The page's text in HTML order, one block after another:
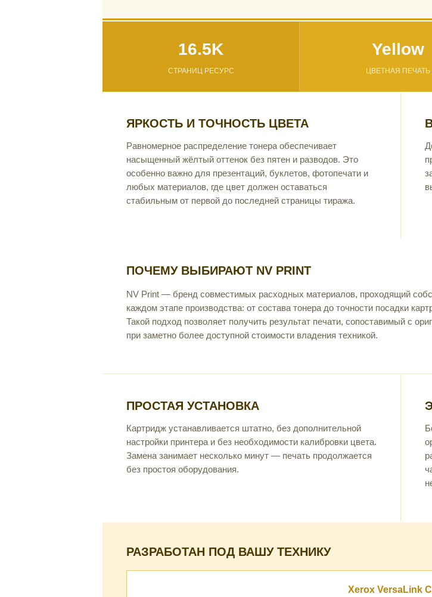
16.5K
СТРАНИЦ РЕСУРС
Yellow
ЦВЕТНАЯ ПЕЧАТЬ
ЯРКОСТЬ И ТОЧНОСТЬ ЦВЕТА
Равномерное распределение тонера обеспечивает
насыщенный жёлтый оттенок без пятен и разводов. Это
особенно важно для презентаций, буклетов, фотопечати и
любых материалов, где цвет должен оставаться
стабильным от первой до последней страницы тиража.
ПОЧЕМУ ВЫБИРАЮТ NV PRINT
NV Print — бренд совместимых расходных материалов, проходящий
каждом этапе производства: от состава тонера до точности посадки
Такой подход позволяет получить результат печати, сопоставимый с
при заметно более доступной стоимости владения техникой.
ПРОСТАЯ УСТАНОВКА
Картридж устанавливается штатно, без дополнительной
настройки принтера и без необходимости калибровки цвета.
Замена занимает несколько минут — печать продолжается
без простоя оборудования.
РАЗРАБОТАН ПОД ВАШУ ТЕХНИКУ
Xerox VersaLink